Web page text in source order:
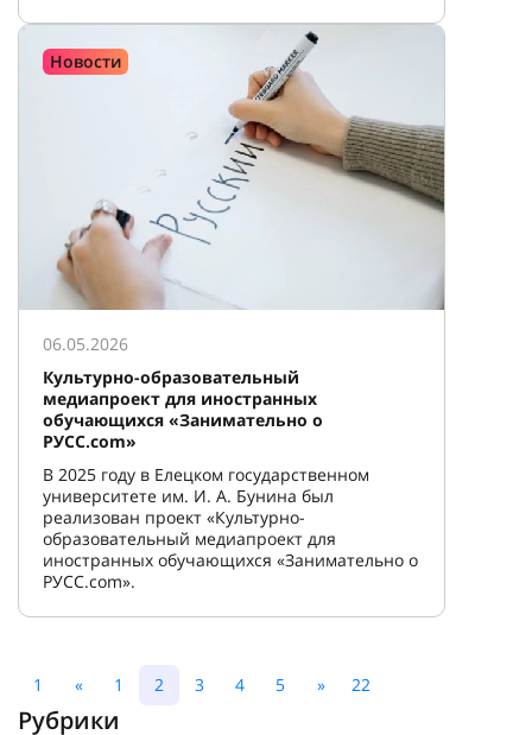
Новости
06.05.2026
Культурно-образовательный
медиапроект для иностранных
обучающихся «Занимательно о
РУСС.com»
В 2025 году в Елецком государственном
университете им. И. А. Бунина был
реализован проект «Культурно-
образовательный медиапроект для
иностранных обучающихся «Занимательно о
РУСС.com».
1 « 1 2 3 4 5 » 22
Рубрики